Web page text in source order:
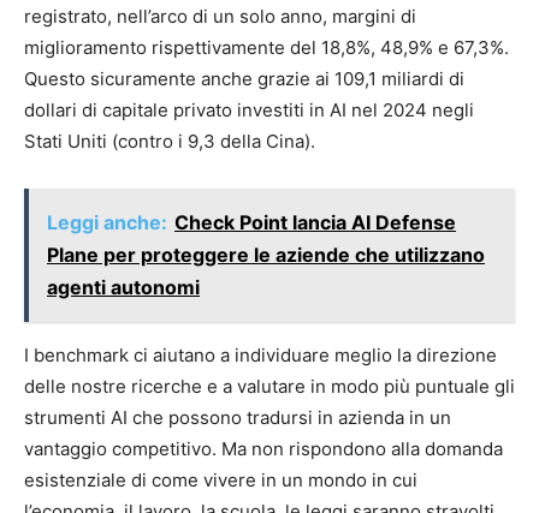
registrato, nell’arco di un solo anno, margini di
miglioramento rispettivamente del 18,8%, 48,9% e 67,3%.
Questo sicuramente anche grazie ai 109,1 miliardi di
dollari di capitale privato investiti in AI nel 2024 negli
Stati Uniti (contro i 9,3 della Cina).
Leggi anche: Check Point lancia AI Defense
Plane per proteggere le aziende che utilizzano
agenti autonomi
I benchmark ci aiutano a individuare meglio la direzione
delle nostre ricerche e a valutare in modo più puntuale gli
strumenti AI che possono tradursi in azienda in un
vantaggio competitivo. Ma non rispondono alla domanda
esistenziale di come vivere in un mondo in cui